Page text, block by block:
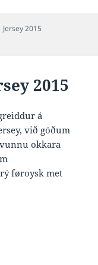
Tags
Jersey 2015
2015
á
við góðum
okkara
føroysk met